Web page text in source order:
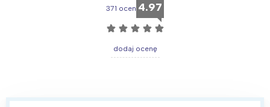
371 ocen 4.97
☆ ☆ ☆ ☆ ☆
dodaj ocenę